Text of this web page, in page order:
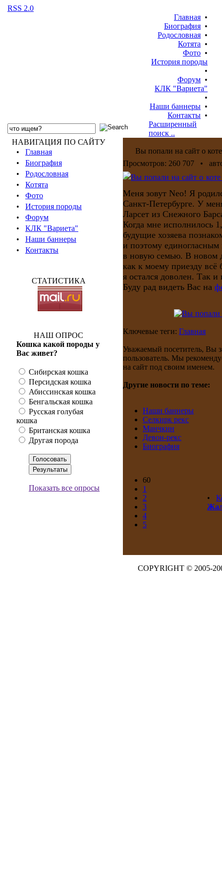
RSS 2.0
Главная •
Биография •
Родословная •
Котята •
Фото •
История породы
•
Форум •
КЛК "Вариета"
•
Наши баннеры •
Контакты •
Расширенный
поиск ..
НАВИГАЦИЯ ПО САЙТУ
• Главная
• Биография
• Родословная
• Котята
• Фото
• История породы
• Форум
• КЛК "Вариета"
• Наши баннеры
• Контакты
СТАТИСТИКА
НАШ ОПРОС
Кошка какой породы у
Вас живет?
Сибирская кошка
Персидская кошка
Абиссинская кошка
Бенгальская кошка
Русская голубая
кошка
Британская кошка
Другая порода
Показать все опросы
Вы попали на сайт о
Просмотров: 260 707 •
Меня зовут Neo! Я
Санкт-Петербурге. У
Ларсет из Снежного
Когда мне исполнилось
будущие хозяева
и поэтому единогласным
в новую семью. В новом
как к моему приезду
я остался доволен. Так и
Буду рад видеть Вас на
Ключевые теги: Главная
Уважаемый посетитель, Вы
пользователь. Мы
на сайт под своим именем.
Другие новости по теме:
Наши баннеры
Селкирк рекс
Манчкин
Девон-рекс
Биография
60
1
2
3
4
5
•
COPYRIGHT © 2005-